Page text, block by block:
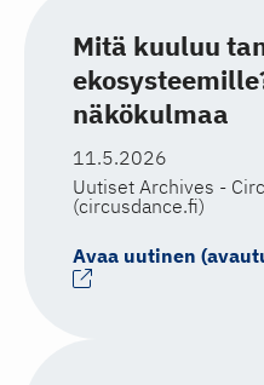
Mitä kuuluu
näkökulmaa
11.5.2026
Uutiset Archives -
(circusdance.fi)
Avaa uutinen